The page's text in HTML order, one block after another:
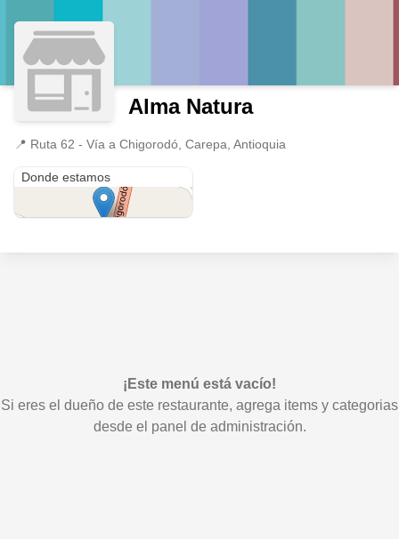
Alma Natura
📍 Ruta 62 - Vía a Chigorodó, Carepa, Antioquia
Donde estamos
¡Este menú está vacío!
Si eres el dueño de este restaurante, agrega items y categorias
desde el panel de administración.